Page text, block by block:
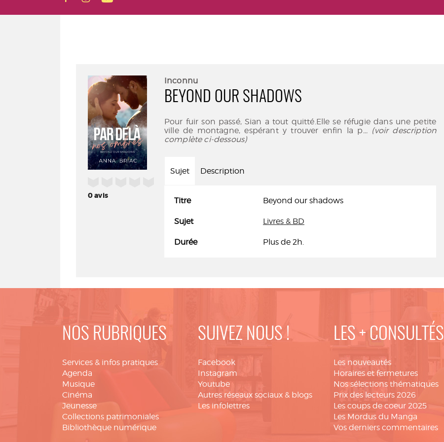
0avis
Inconnu
BEYOND OUR SHADOWS
Pour fuir son passé, Sian a tout quitté.Elle se réfugie dans une petite
ville de montagne, espérant y trouver enfin la p... (voir description
complète ci-dessous)
Sujet Description
Titre Beyond our shadows
Sujet Livres & BD
Durée Plus de 2h.
NOS RUBRIQUES
Services & infos pratiques
Agenda
Musique
Cinéma
Jeunesse
Collections patrimoniales
Bibliothèque numérique
SUIVEZ NOUS !
Facebook
Instagram
Youtube
Autres réseaux sociaux & blogs
Les infolettres
LES + CONSULTÉS
Les nouveautés
Horaires et fermetures
Nos sélections thématiques
Prix des lecteurs 2026
Les coups de coeur 2025
Les Mordus du Manga
Vos derniers commentaires